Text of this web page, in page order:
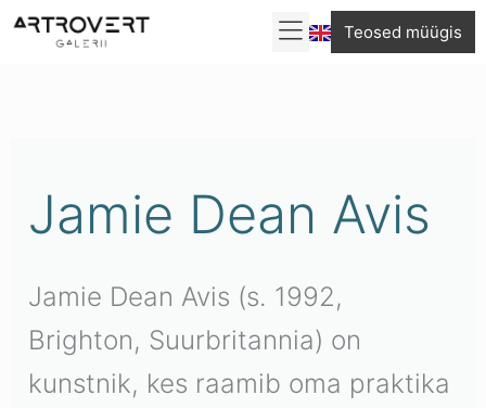
Skip
Teosed müügis
Jamie Dean Avis
Jamie Dean Avis (s. 1992,
Brighton, Suurbritannia) on
kunstnik, kes raamib oma praktika